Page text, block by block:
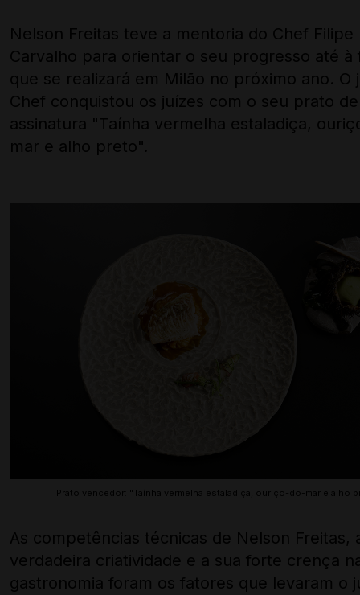
Nelson Freitas teve a mentoria do Chef Filipe
Carvalho para orientar o seu progresso até à
que se realizará em Milão no próximo ano. O
Chef conquistou os juízes com o seu prato de
assinatura "Taínha vermelha estaladiça,
mar e alho preto".
Prato vencedor: "Taínha vermelha estaladiça, ouriço-do-mar e alho
As competências técnicas de Nelson Freitas,
verdadeira criatividade e a sua forte crença
gastronomia foram os fatores que levaram o